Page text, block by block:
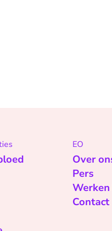
EO
Over
Pers
Contact